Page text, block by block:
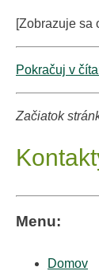
[Zobrazuje sa
Pokračuj v
Začiatok
Menu:
Domov